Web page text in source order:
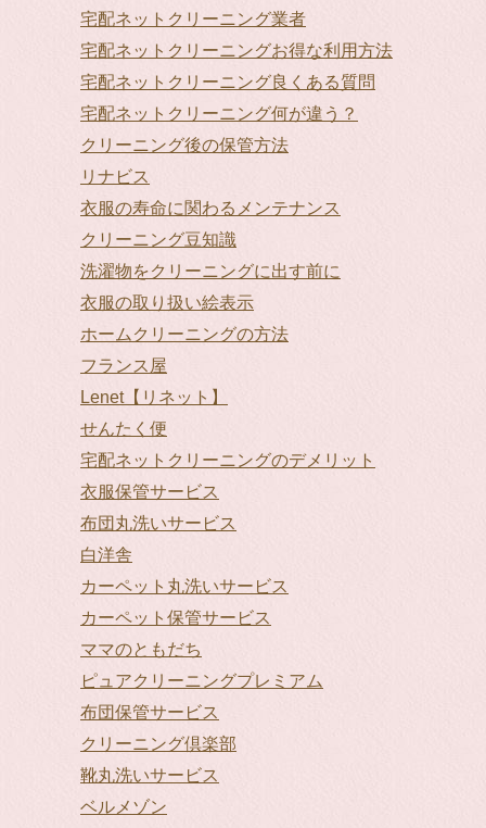
宅配ネットクリーニング業者
宅配ネットクリーニングお得な利用方法
宅配ネットクリーニング良くある質問
宅配ネットクリーニング何が違う？
クリーニング後の保管方法
リナビス
衣服の寿命に関わるメンテナンス
クリーニング豆知識
洗濯物をクリーニングに出す前に
衣服の取り扱い絵表示
ホームクリーニングの方法
フランス屋
Lenet【リネット】
せんたく便
宅配ネットクリーニングのデメリット
衣服保管サービス
布団丸洗いサービス
白洋舎
カーペット丸洗いサービス
カーペット保管サービス
ママのともだち
ピュアクリーニングプレミアム
布団保管サービス
クリーニング倶楽部
靴丸洗いサービス
ベルメゾン